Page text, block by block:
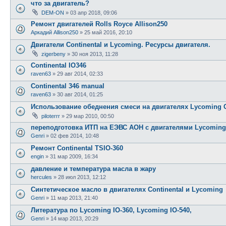
что за двигатель?
DEM-ON » 03 апр 2018, 09:06
Ремонт двигателей Rolls Royce Allison250
Аркадий Allison250 » 25 май 2016, 20:10
Двигатели Continental и Lycoming. Ресурсы двигателя.
zigerbeny » 30 ноя 2013, 11:28
Continental IO346
raven63 » 29 авг 2014, 02:33
Continental 346 manual
raven63 » 30 авг 2014, 01:25
Использование обеднения смеси на двигателях Lycoming
piloterrr » 29 мар 2010, 00:50
переподготовка ИТП на ЕЭВС АОН с двигателями Lycoming
Genri » 02 фев 2014, 10:48
Ремонт Continental TSIO-360
engin » 31 мар 2009, 16:34
давление и температура масла в жару
hercules » 28 июл 2013, 12:12
Синтетическое масло в двигателях Continental и Lycoming
Genri » 11 мар 2013, 21:40
Литература по Lycoming IO-360, Lycoming IO-540,
Genri » 14 мар 2013, 20:29